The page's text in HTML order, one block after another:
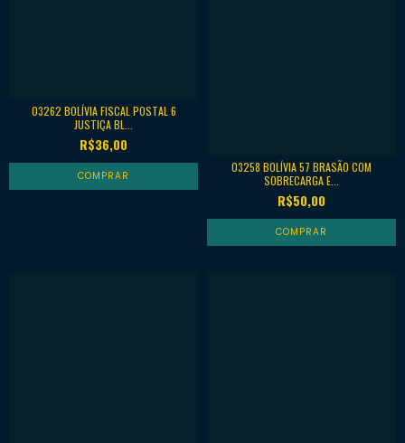
03262 BOLÍVIA FISCAL POSTAL 6
JUSTIÇA BL...
R$36,00
03258 BOLÍVIA 57 BRASÃO COM
SOBRECARGA E...
R$50,00